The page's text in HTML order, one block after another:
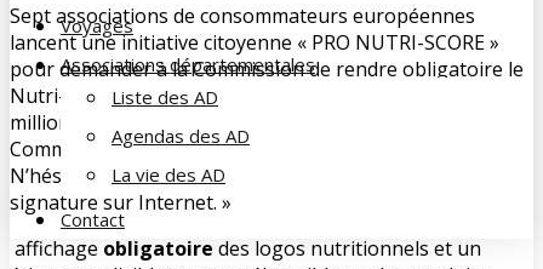
Voyages
Associations départementales
Liste des AD
Agendas des AD
La vie des AD
Contact
Sept associations de consommateurs européennes
lancent une initiative citoyenne « PRO NUTRI-SCORE »
pour demander à la Commission de rendre obligatoire le
Nutri-Score sur les produits alimentaires européens. Un
million de signatures sont nécessaires pour que la
Commission réponde. L’UNAF soutient cette pétition !
N’hésitez pas à relayer cette pétition et à inciter à sa
signature sur Internet. »
affichage obligatoire des logos nutritionnels et un